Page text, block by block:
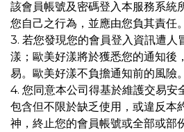
該會員帳號及密碼登入本服務系統
您自己之行為，並應由您負其責任。
3. 若您發現您的會員登入資訊遭人
漾；歐美好漾將於獲悉您的通知後
易。歐美好漾不負擔通知前的風險。
4. 您同意本公司得基於維護交易安
包含但不限於缺乏使用，或違反本
神，終止您的會員帳號或全部或部